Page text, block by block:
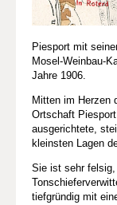
Piesport mit
Mosel-Weinbau-
Jahre 1906.
Mitten im Herzen
Ortschaft
ausgerichtete,
kleinsten Lagen
Sie ist sehr
tiefgründig mit